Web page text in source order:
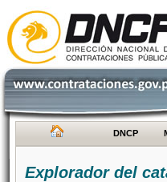
DNCP
Explorador del